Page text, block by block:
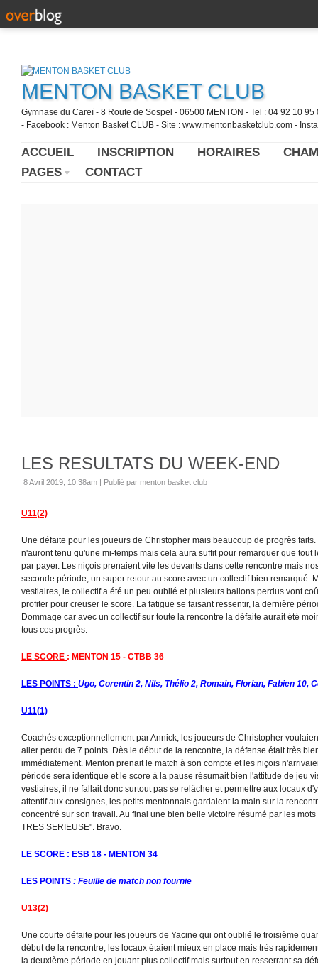
MENTON BASKET CLUB
Gymnase du Careï - 8 Route de Sospel - 06500 MENTON - Tel : 04 92 10
- Facebook : Menton Basket CLUB - Site : www.mentonbasketclub.com -
ACCUEIL INSCRIPTION HORAIRES
PAGES
CONTACT
LES RESULTATS DU WEEK-END
8 Avril 2019, 10:38am | Publié par menton basket club
U11(2)
Une défaite pour les joueurs de Christopher mais beaucoup de progrès
n'auront tenu qu'une mi-temps mais cela aura suffit pour remarquer que tout
par payer. Les niçois prenaient vite les devants dans cette rencontre mais
seconde période, un super retour au score avec un collectif bien remarqué.
vestiaires, le collectif a été un peu oublié et plusieurs ballons perdus vont
profiter pour creuser le score. La fatigue se faisant ressentir, la dernière
Dommage car avec un collectif sur toute la rencontre la défaite aurait été
tous ces progrès.
LE SCORE : MENTON 15 - CTBB 36
LES POINTS : Ugo, Corentin 2, Nils, Thélio 2, Romain, Florian, Fabien 10,
U11(1)
Coachés exceptionnellement par Annick, les joueurs de Christopher
aller perdu de 7 points. Dès le début de la rencontre, la défense était très
immédiatement. Menton prenait le match à son compte et les niçois
période sera identique et le score à la pause résumait bien l'attitude de jeu
vestiaires, il ne fallait donc surtout pas se relâcher et permettre aux locaux
attentif aux consignes, les petits mentonnais gardaient la main sur la
concentré sur son travail. Au final une bien belle victoire résumé par les mots
TRES SERIEUSE". Bravo.
LE SCORE : ESB 18 - MENTON 34
LES POINTS : Feuille de match non fournie
U13(2)
Une courte défaite pour les joueurs de Yacine qui ont oublié le troisième
début de la rencontre, les locaux étaient mieux en place mais très
la deuxième période en jouant plus collectif mais surtout en resserrant sa